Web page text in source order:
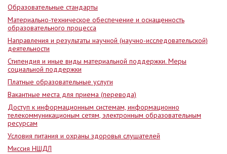
Образовательные стандарты
Материально-техническое обеспечение и оснащенность
образовательного процесса
Направления и результаты научной (научно-исследовательской)
деятельности
Стипендия и иные виды материальной поддержки. Меры
социальной поддержки
Платные образовательные услуги
Вакантные места для приема (перевода)
Доступ к информационным системам, информационно
телекоммуникационым сетям, электронным образовательным
ресурсам
Условия питания и охраны здоровья слушателей
Миссия НШДЛ